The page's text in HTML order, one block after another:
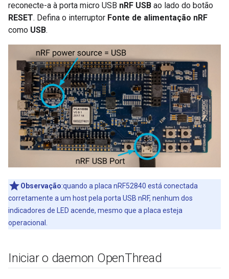
reconecte-a à porta micro USB nRF USB ao lado do botão
RESET. Defina o interruptor Fonte de alimentação nRF
como USB.
Observação:quando a placa nRF52840 está conectada
corretamente a um host pela porta USB nRF, nenhum dos
indicadores de LED acende, mesmo que a placa esteja
operacional.
Iniciar o daemon OpenThread